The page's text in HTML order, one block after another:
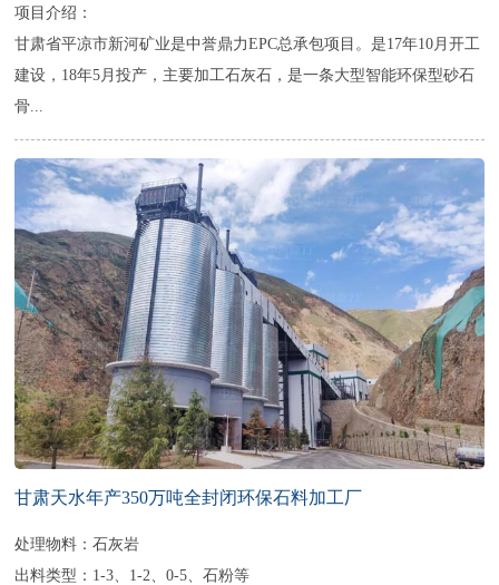
项目介绍：
甘肃省平凉市新河矿业是中誉鼎力EPC总承包项目。是17年10月开工
建设，18年5月投产，主要加工石灰石，是一条大型智能环保型砂石
骨...
甘肃天水年产350万吨全封闭环保石料加工厂
处理物料：石灰岩
出料类型：1-3、1-2、0-5、石粉等